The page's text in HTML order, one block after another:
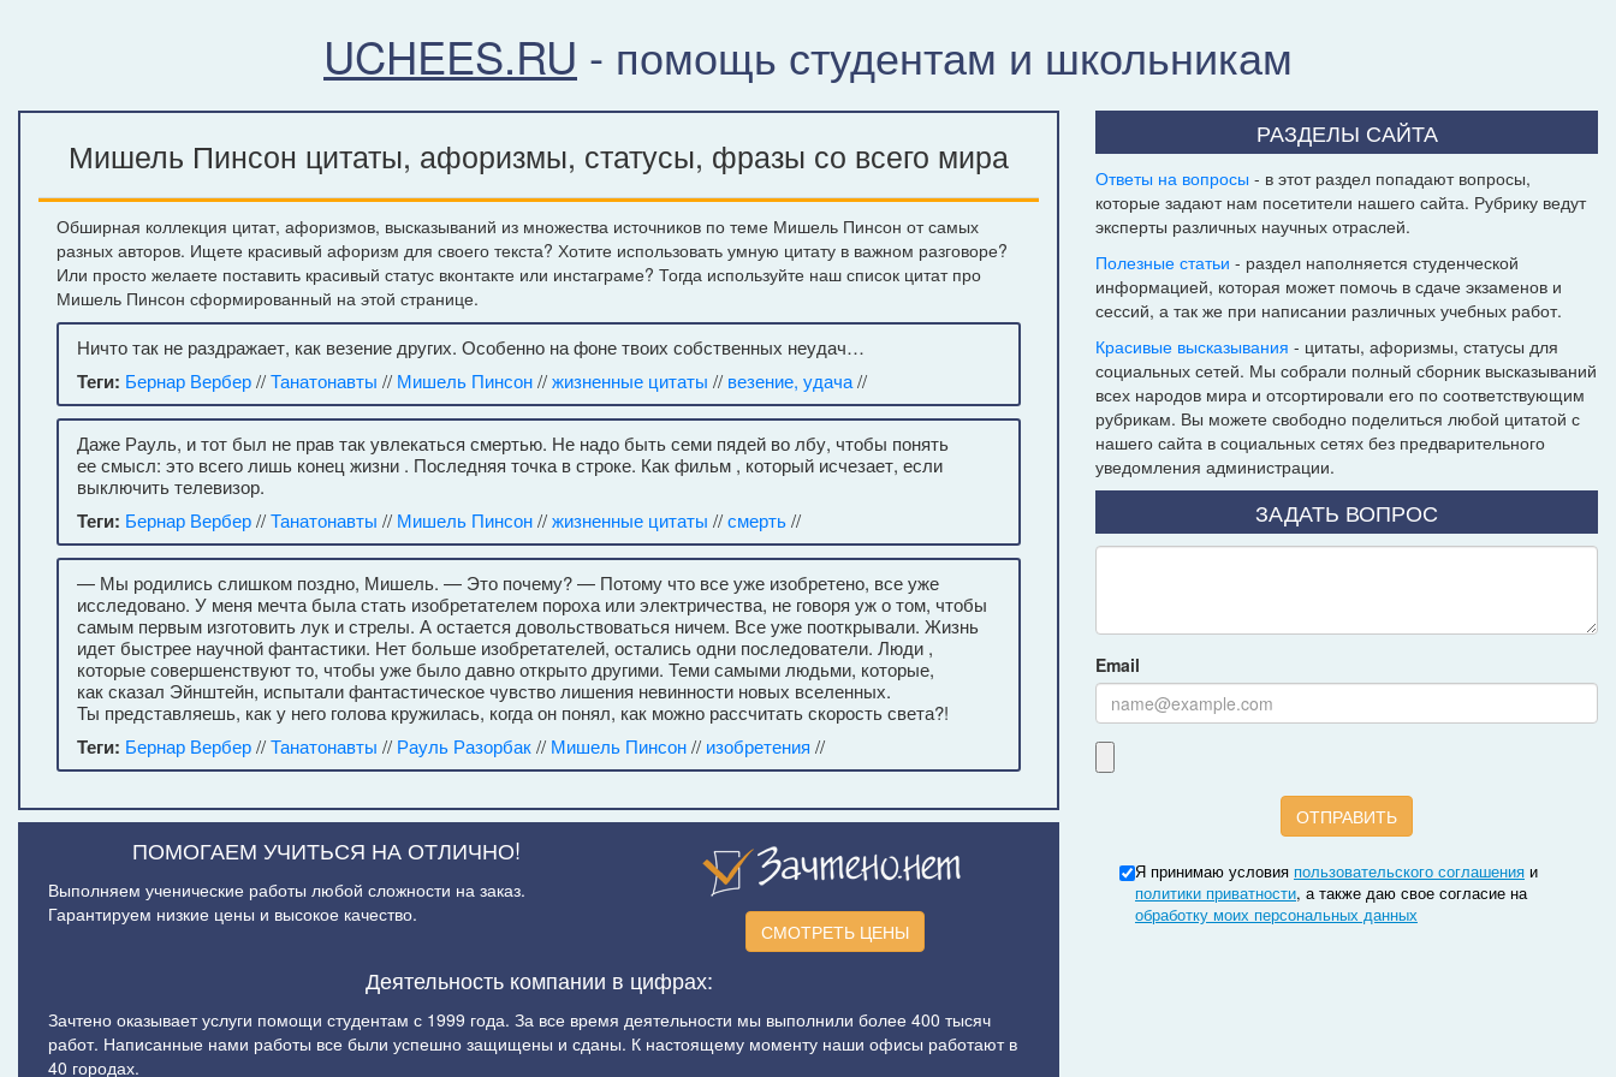
UCHEES.RU - помощь студентам и школьникам
Мишель Пинсон цитаты, афоризмы, статусы, фразы со всего мира
Обширная коллекция цитат, афоризмов, высказываний из множества источников по теме Мишель Пинсон от самых
разных авторов. Ищете красивый афоризм для своего текста? Хотите использовать умную цитату в важном разговоре?
Или просто желаете поставить красивый статус вконтакте или инстаграме? Тогда используйте наш список цитат про
Мишель Пинсон сформированный на этой странице.
Ничто так не раздражает, как везение других. Особенно на фоне твоих собственных неудач…
Теги: Бернар Вербер//Танатонавты // Мишель Пинсон//жизненные цитаты // везение, удача//
Даже Рауль, и тот был не прав так увлекаться смертью. Не надо быть семи пядей во лбу, чтобы понять
ее смысл: это всего лишь конец жизни . Последняя точка в строке. Как фильм , который исчезает, если
выключить телевизор.
Теги: Бернар Вербер//Танатонавты // Мишель Пинсон//жизненные цитаты //смерть//
— Мы родились слишком поздно, Мишель. — Это почему? — Потому что все уже изобретено, все уже
исследовано. У меня мечта была стать изобретателем пороха или электричества, не говоря уж о том, чтобы
самым первым изготовить лук и стрелы. А остается довольствоваться ничем. Все уже пооткрывали. Жизнь
идет быстрее научной фантастики. Нет больше изобретателей, остались одни последователи. Люди ,
которые совершенствуют то, чтобы уже было давно открыто другими. Теми самыми людьми, которые,
как сказал Эйнштейн, испытали фантастическое чувство лишения невинности новых вселенных.
Ты представляешь, как у него голова кружилась, когда он понял, как можно рассчитать скорость света?!
Теги: Бернар Вербер//Танатонавты // Рауль Разорбак// Мишель Пинсон// изобретения //
ПОМОГАЕМ УЧИТЬСЯ НА ОТЛИЧНО!
Выполняем ученические работы любой сложности на заказ.
Гарантируем низкие цены и высокое качество.
СМОТРЕТЬ ЦЕНЫ
Деятельность компании в цифрах:
Зачтено оказывает услуги помощи студентам с 1999 года. За все время деятельности мы выполнили более 400 тысяч
работ. Написанные нами работы все были успешно защищены и сданы. К настоящему моменту наши офисы работают в
40 городах.
РАЗДЕЛЫ САЙТА
Ответы на вопросы - в этот раздел попадают вопросы,
которые задают нам посетители нашего сайта. Рубрику ведут
эксперты различных научных отраслей.
Полезные статьи - раздел наполняется студенческой
информацией, которая может помочь в сдаче экзаменов и
сессий, а так же при написании различных учебных работ.
Красивые высказывания - цитаты, афоризмы, статусы для
социальных сетей. Мы собрали полный сборник высказываний
всех народов мира и отсортировали его по соответствующим
рубрикам. Вы можете свободно поделиться любой цитатой с
нашего сайта в социальных сетях без предварительного
уведомления администрации.
ЗАДАТЬ ВОПРОС
Email
Я принимаю условия пользовательского соглашения и
политики приватности, а также даю свое согласие на
обработку моих персональных данных